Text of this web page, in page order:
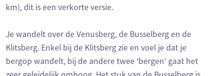
km), dit is een verkorte versie.
Je wandelt over de Venusberg, de Busselberg en de
Klitsberg. Enkel bij de Klitsberg zie en voel je dat je
bergop wandelt, bij de andere twee ‘bergen’ gaat het